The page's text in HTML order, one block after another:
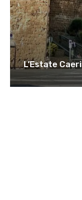
L’Estate